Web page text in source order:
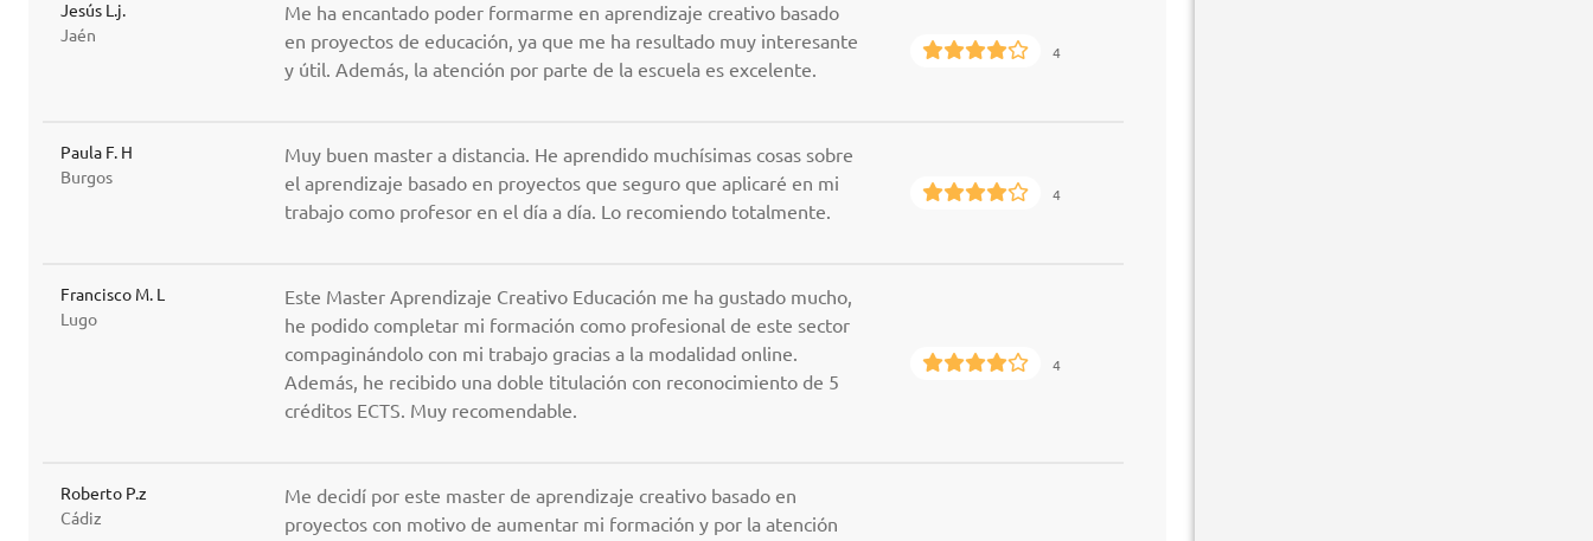
Jesús L.j.
Jaén
Me ha encantado poder formarme en aprendizaje creativo basado
en proyectos de educación, ya que me ha resultado muy interesante
y útil. Además, la atención por parte de la escuela es excelente.
4
Paula F. H
Burgos
Muy buen master a distancia. He aprendido muchísimas cosas sobre
el aprendizaje basado en proyectos que seguro que aplicaré en mi
trabajo como profesor en el día a día. Lo recomiendo totalmente.
4
Francisco M. L
Lugo
Este Master Aprendizaje Creativo Educación me ha gustado mucho,
he podido completar mi formación como profesional de este sector
compaginándolo con mi trabajo gracias a la modalidad online.
Además, he recibido una doble titulación con reconocimiento de 5
créditos ECTS. Muy recomendable.
4
Roberto P.z
Cádiz
Me decidí por este master de aprendizaje creativo basado en
proyectos con motivo de aumentar mi formación y por la atención